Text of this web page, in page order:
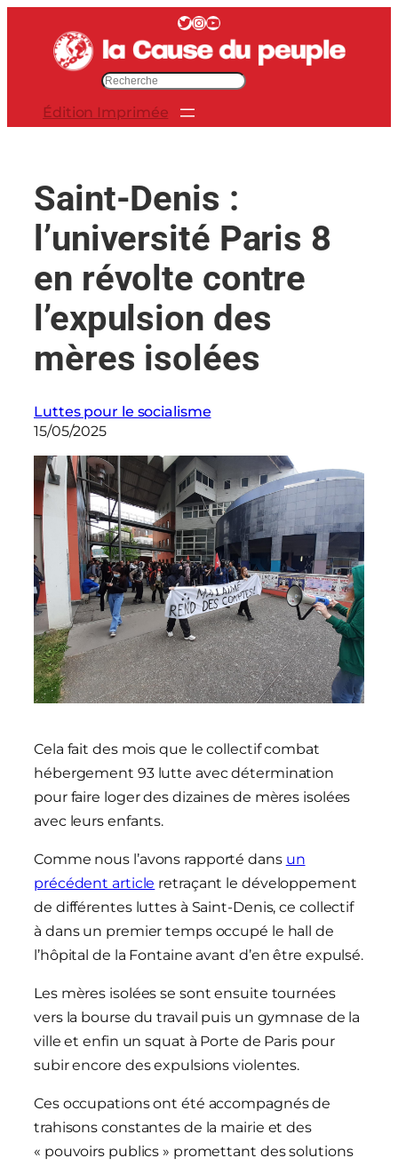
contenu
Twitter InstagramYouTube
c
r
Édition Imprimée
Saint-Denis :
l’université Paris 8
en révolte contre
l’expulsion des
mères isolées
Luttes pour le socialisme
15/05/2025
Cela fait des mois que le collectif combat
hébergement 93 lutte avec détermination
pour faire loger des dizaines de mères isolées
avec leurs enfants.
Comme nous l’avons rapporté dans un
précédent article retraçant le développement
de différentes luttes à Saint-Denis, ce collectif
à dans un premier temps occupé le hall de
l’hôpital de la Fontaine avant d’en être expulsé.
Les mères isolées se sont ensuite tournées
vers la bourse du travail puis un gymnase de la
ville et enfin un squat à Porte de Paris pour
subir encore des expulsions violentes.
Ces occupations ont été accompagnés de
trahisons constantes de la mairie et des
« pouvoirs publics » promettant des solutions